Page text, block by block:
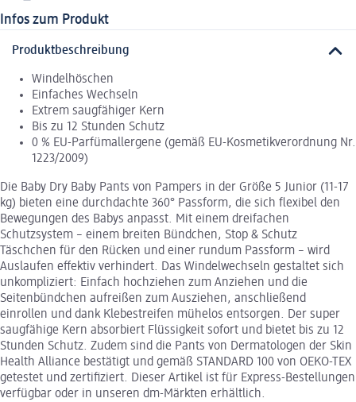
Infos zum Produkt
Produktbeschreibung
Windelhöschen
Einfaches Wechseln
Extrem saugfähiger Kern
Bis zu 12 Stunden Schutz
0 % EU-Parfümallergene (gemäß EU-Kosmetikverordnung Nr.
1223/2009)
Die Baby Dry Baby Pants von Pampers in der Größe 5 Junior (11-17
kg) bieten eine durchdachte 360° Passform, die sich flexibel den
Bewegungen des Babys anpasst. Mit einem dreifachen
Schutzsystem – einem breiten Bündchen, Stop & Schutz
Täschchen für den Rücken und einer rundum Passform – wird
Auslaufen effektiv verhindert. Das Windelwechseln gestaltet sich
unkompliziert: Einfach hochziehen zum Anziehen und die
Seitenbündchen aufreißen zum Ausziehen, anschließend
einrollen und dank Klebestreifen mühelos entsorgen. Der super
saugfähige Kern absorbiert Flüssigkeit sofort und bietet bis zu 12
Stunden Schutz. Zudem sind die Pants von Dermatologen der Skin
Health Alliance bestätigt und gemäß STANDARD 100 von OEKO-TEX
getestet und zertifiziert. Dieser Artikel ist für Express-Bestellungen
verfügbar oder in unseren dm-Märkten erhältlich.